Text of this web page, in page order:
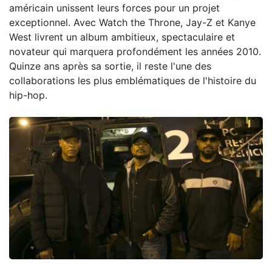
américain unissent leurs forces pour un projet
exceptionnel. Avec Watch the Throne, Jay-Z et Kanye
West livrent un album ambitieux, spectaculaire et
novateur qui marquera profondément les années 2010.
Quinze ans après sa sortie, il reste l'une des
collaborations les plus emblématiques de l'histoire du
hip-hop.